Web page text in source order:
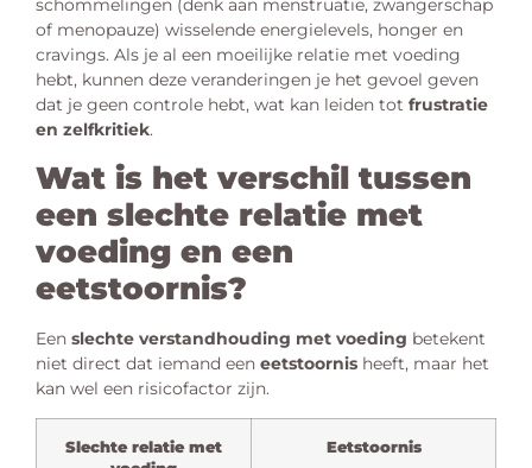
schommelingen (denk aan menstruatie, zwangerschap
of menopauze) wisselende energielevels, honger en
cravings. Als je al een moeilijke relatie met voeding
hebt, kunnen deze veranderingen je het gevoel geven
dat je geen controle hebt, wat kan leiden tot frustratie
en zelfkritiek.
Wat is het verschil tussen
een slechte relatie met
voeding en een
eetstoornis?
Een slechte verstandhouding met voeding betekent
niet direct dat iemand een eetstoornis heeft, maar het
kan wel een risicofactor zijn.
Slechte relatie met
Eetstoornis